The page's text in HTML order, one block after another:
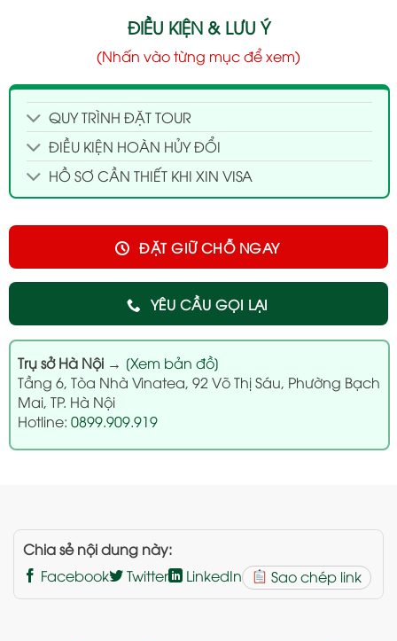
ĐIỀU KIỆN & LƯU Ý
(Nhấn vào từng mục để xem)
QUY TRÌNH ĐẶT TOUR
ĐIỀU KIỆN HOÀN HỦY ĐỔI
HỒ SƠ CẦN THIẾT KHI XIN VISA
YÊU CẦU GỌI LẠI
ĐẶT GIỮ CHỖ NGAY
Trụ sở Hà Nội→ [Xem bản đồ]
Tầng 6, Tòa Nhà Vinatea, 92 Võ Thị Sáu, Phường Bạch
Mai, TP. Hà Nội
Hotline: 0899.909.919
Chia sẻ nội dung này:
Facebook
Twitter LinkedIn Sao chép link